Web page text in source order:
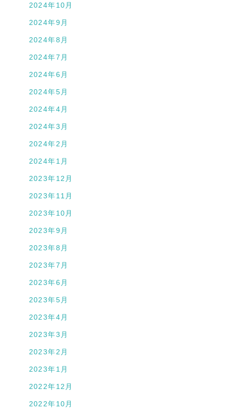
2024年10月
2024年9月
2024年8月
2024年7月
2024年6月
2024年5月
2024年4月
2024年3月
2024年2月
2024年1月
2023年12月
2023年11月
2023年10月
2023年9月
2023年8月
2023年7月
2023年6月
2023年5月
2023年4月
2023年3月
2023年2月
2023年1月
2022年12月
2022年10月